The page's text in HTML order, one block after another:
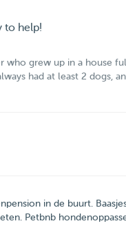
to help!
who grew up in a house
had at least 2 dogs,
in de buurt.
Petbnb